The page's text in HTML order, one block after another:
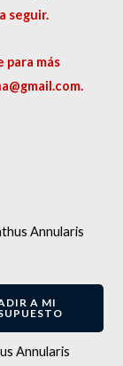
seguir.
para más
A MI
Annularis